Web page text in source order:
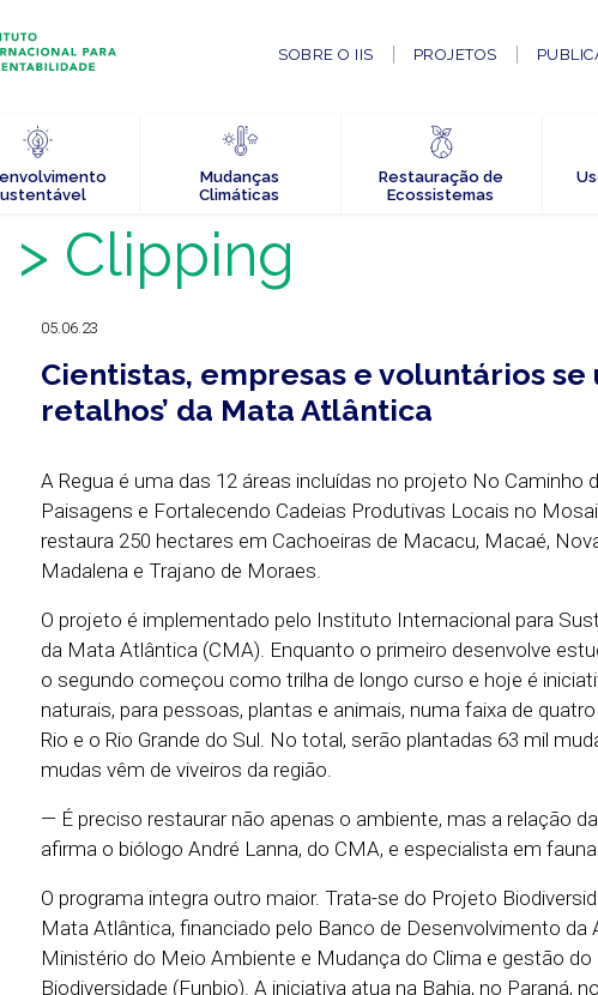
SOBRE O IIS PROJETOS
Mudanças
Climáticas
Restauração de
Ecossistemas
> Clipping
05.06.23
Cientistas, empresas e voluntários se
retalhos’ da Mata Atlântica
A Regua é uma das 12 áreas incluídas no projeto No Caminho
Paisagens e Fortalecendo Cadeias Produtivas Locais no
restaura 250 hectares em Cachoeiras de Macacu, Macaé,
Madalena e Trajano de Moraes.
O projeto é implementado pelo Instituto Internacional para
da Mata Atlântica (CMA). Enquanto o primeiro desenvolve
o segundo começou como trilha de longo curso e hoje é
naturais, para pessoas, plantas e animais, numa faixa de
Rio e o Rio Grande do Sul. No total, serão plantadas 63 mil
mudas vêm de viveiros da região.
— É preciso restaurar não apenas o ambiente, mas a relação
afirma o biólogo André Lanna, do CMA, e especialista em
O programa integra outro maior. Trata-se do Projeto
Mata Atlântica, financiado pelo Banco de Desenvolvimento
Ministério do Meio Ambiente e Mudança do Clima e gestão do
Biodiversidade (Funbio). A iniciativa atua na Bahia, no Paraná,